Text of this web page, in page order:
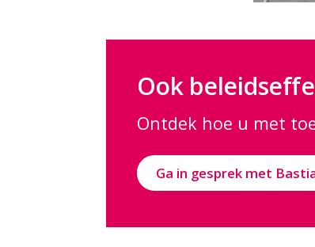
Ook
Ontdek hoe u met
Ga in gesprek met